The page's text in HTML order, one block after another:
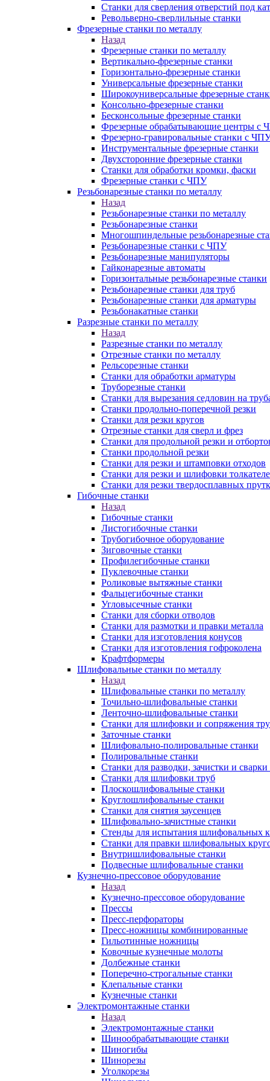
Станки для сверления отверстий под
Револьверно-сверлильные станки
Фрезерные станки по металлу
Назад
Фрезерные станки по металлу
Вертикально-фрезерные станки
Горизонтально-фрезерные станки
Универсальные фрезерные станки
Широкоуниверсальные фрезерные
Консольно-фрезерные станки
Бесконсольные фрезерные станки
Фрезерные обрабатывающие центры с
Фрезерно-гравировальные станки с
Инструментальные фрезерные станки
Двухсторонние фрезерные станки
Станки для обработки кромки, фаски
Фрезерные станки с ЧПУ
Резьбонарезные станки по металлу
Назад
Резьбонарезные станки по металлу
Резьбонарезные станки
Многошпиндельные резьбонарезные
Резьбонарезные станки с ЧПУ
Резьбонарезные манипуляторы
Гайконарезные автоматы
Горизонтальные резьбонарезные станки
Резьбонарезные станки для труб
Резьбонарезные станки для арматуры
Резьбонакатные станки
Разрезные станки по металлу
Назад
Разрезные станки по металлу
Отрезные станки по металлу
Рельсорезные станки
Станки для обработки арматуры
Труборезные станки
Станки для вырезания седловин на
Станки продольно-поперечной резки
Станки для резки кругов
Отрезные станки для сверл и фрез
Станки для продольной резки и
Станки продольной резки
Станки для резки и штамповки отходов
Станки для резки и шлифовки
Станки для резки твердосплавных
Гибочные станки
Назад
Гибочные станки
Листогибочные станки
Трубогибочное оборудование
Зиговочные станки
Профилегибочные станки
Пуклевочные станки
Роликовые вытяжные станки
Фальцегибочные станки
Угловысечные станки
Станки для сборки отводов
Станки для размотки и правки металла
Станки для изготовления конусов
Станки для изготовления гофроколена
Крафтформеры
Шлифовальные станки по металлу
Назад
Шлифовальные станки по металлу
Точильно-шлифовальные станки
Ленточно-шлифовальные станки
Станки для шлифовки и сопряжения
Заточные станки
Шлифовально-полировальные станки
Полировальные станки
Станки для разводки, зачистки и сварки
Станки для шлифовки труб
Плоскошлифовальные станки
Круглошлифовальные станки
Станки для снятия заусенцев
Шлифовально-зачистные станки
Стенды для испытания шлифовальных
Станки для правки шлифовальных
Внутришлифовальные станки
Подвесные шлифовальные станки
Кузнечно-прессовое оборудование
Назад
Кузнечно-прессовое оборудование
Прессы
Пресс-перфораторы
Пресс-ножницы комбинированные
Гильотинные ножницы
Ковочные кузнечные молоты
Долбежные станки
Поперечно-строгальные станки
Клепальные станки
Кузнечные станки
Электромонтажные станки
Назад
Электромонтажные станки
Шинообрабатывающие станки
Шиногибы
Шинорезы
Уголкорезы